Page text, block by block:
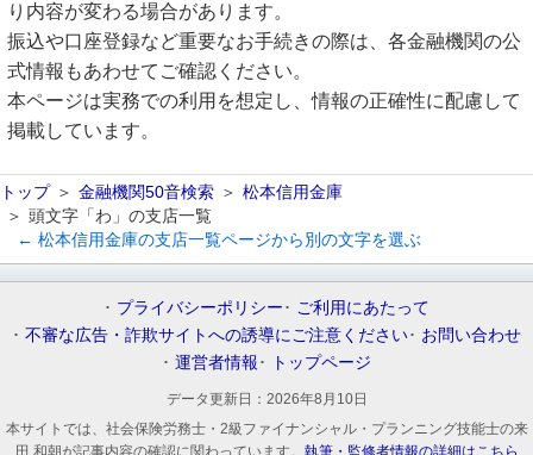
り内容が変わる場合があります。
振込や口座登録など重要なお手続きの際は、各金融機関の公
式情報もあわせてご確認ください。
本ページは実務での利用を想定し、情報の正確性に配慮して
掲載しています。
トップ 金融機関50音検索
松本信用金庫
頭文字「わ」の支店一覧
← 松本信用金庫の支店一覧ページから別の文字を選ぶ
プライバシーポリシー
ご利用にあたって
不審な広告・詐欺サイトへの誘導にご注意ください
お問い合わせ
運営者情報
トップページ
データ更新日： 2026年8月10日
本サイトでは、社会保険労務士・2級ファイナンシャル・プランニング技能士の来
田 和朝が記事内容の確認に関わっています。 執筆・監修者情報の詳細はこちら